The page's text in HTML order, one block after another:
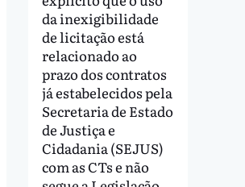
da inexigibilidade
de licitação está
relacionado ao
prazo dos contratos
já estabelecidos pela
Secretaria de Estado
de Justiça e
Cidadania (SEJUS)
com as CTs e não